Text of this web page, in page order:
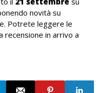
novità su
Potrete leggere le
recensione in arrivo a